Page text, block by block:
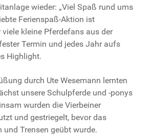
wieder: „Viel Spaß rund ums
Ferienspaß-Aktion ist
kleine Pferdefans aus der
Termin und jedes Jahr aufs
Highlight.
durch Ute Wesemann lernten
unsere Schulpferde und -ponys
wurden die Vierbeiner
und gestriegelt, bevor das
und Trensen geübt wurde.